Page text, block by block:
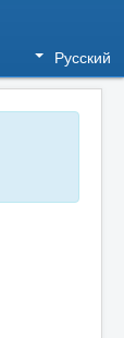
Русский